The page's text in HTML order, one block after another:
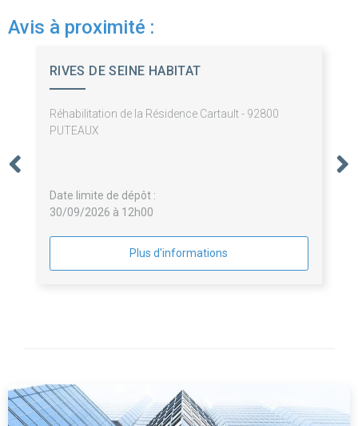
Avis à proximité :
RIVES DE SEINE HABITAT
Réhabilitation de la Résidence Cartault - 92800
PUTEAUX
Date limite de dépôt :
30/09/2026 à 12h00
Plus d'informations